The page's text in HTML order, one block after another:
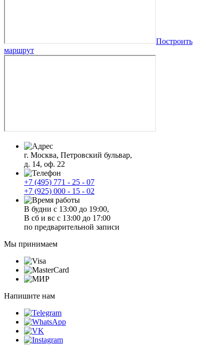
Построить
маршрут
г. Москва, Петровский бульвар,
д. 14, оф. 22
+7 (495) 771 - 25 - 07
+7 (925) 000 - 15 - 02
В будни с 13:00 до 19:00,
В сб и вс с 13:00 до 17:00
по предварительной записи
Мы принимаем
Напишите нам